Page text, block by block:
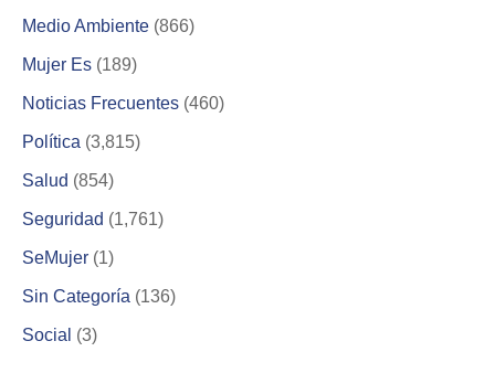
Medio Ambiente (866)
Mujer Es (189)
Noticias Frecuentes (460)
Política (3,815)
Salud (854)
Seguridad (1,761)
SeMujer (1)
Sin Categoría (136)
Social (3)